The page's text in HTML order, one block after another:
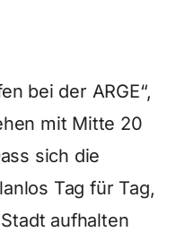
bei der ARGE“,
mit Mitte 20
sich die
Tag für Tag,
aufhalten